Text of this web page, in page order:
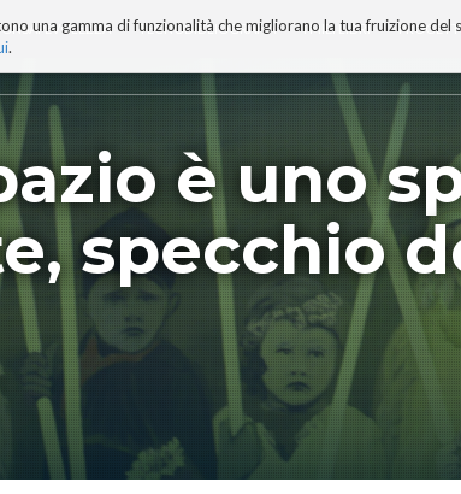
una gamma di funzionalità che migliorano la tua fruizione
.
TECNOBIBLIOGRAFIA I MIEI LIBRI
è uno
specchio